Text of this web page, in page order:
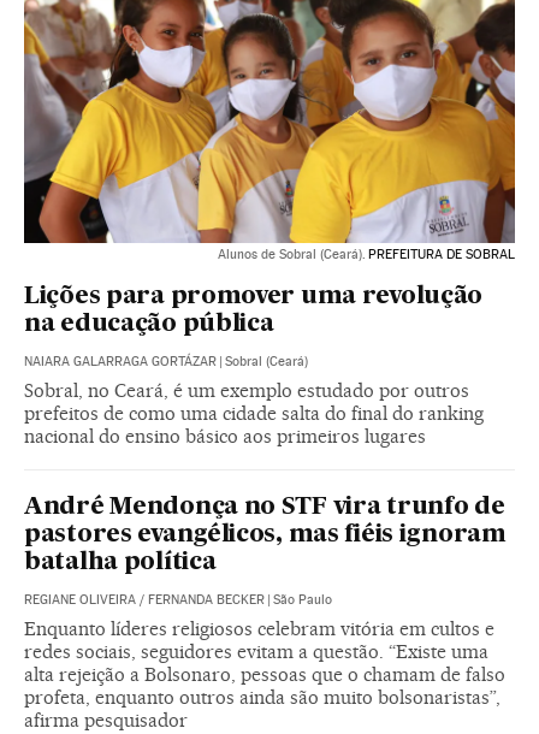
Alunos de Sobral (Ceará). PREFEITURA DE SOBRAL
Lições para promover uma revolução
na educação pública
NAIARA GALARRAGA GORTÁZAR Sobral (Ceará)
Sobral, no Ceará, é um exemplo estudado por outros
prefeitos de como uma cidade salta do final do ranking
nacional do ensino básico aos primeiros lugares
André Mendonça no STF vira trunfo de
pastores evangélicos, mas fiéis ignoram
batalha política
REGIANE OLIVEIRA / FERNANDA BECKER São Paulo
Enquanto líderes religiosos celebram vitória em cultos e
redes sociais, seguidores evitam a questão. “Existe uma
alta rejeição a Bolsonaro, pessoas que o chamam de falso
profeta, enquanto outros ainda são muito bolsonaristas”,
afirma pesquisador